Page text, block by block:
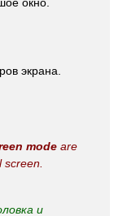
экрана.
mode are
и